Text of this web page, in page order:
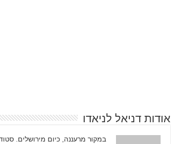
אודות דניאל לניאדו
במקור מרעננה, כיום מירושלים.